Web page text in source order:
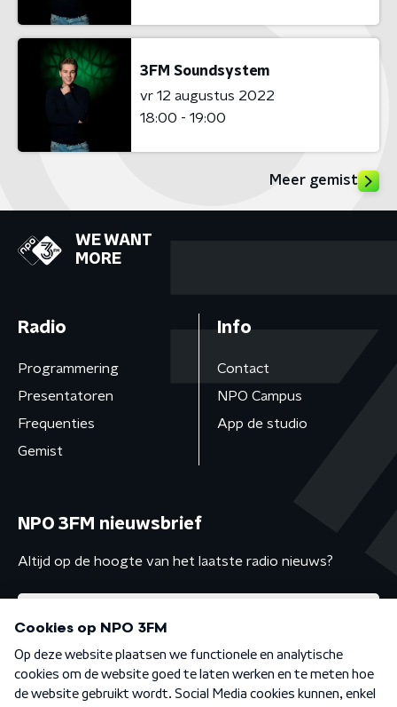
3FM Soundsystem
vr 12 augustus 2022
18:00 - 19:00
Meer gemist
WE WANT
MORE
Radio
Programmering
Presentatoren
Frequenties
Gemist
Info
Contact
NPO Campus
App de studio
NPO 3FM nieuwsbrief
Altijd op de hoogte van het laatste radio nieuws?